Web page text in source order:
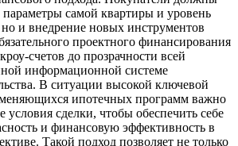
параметры самой квартиры и уровень
но и внедрение новых инструментов
проектного финансирования
счетов до прозрачности всей
информационной системе
В ситуации высокой ключевой
ипотечных программ важно
условия сделки, чтобы обеспечить себе
и финансовую эффективность в
Такой подход позволяет не только